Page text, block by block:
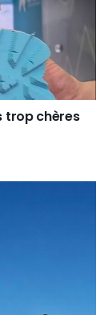
trop chères